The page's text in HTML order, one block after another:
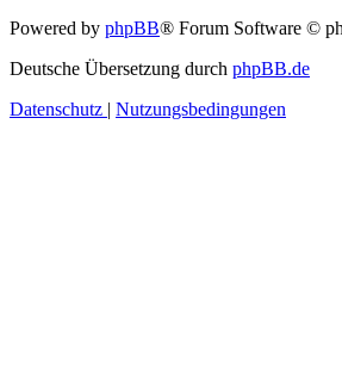
Powered by phpBB® Forum Software ©
Deutsche Übersetzung durch phpBB.de
Datenschutz | Nutzungsbedingungen